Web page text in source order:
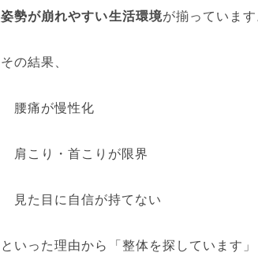
姿勢が崩れやすい生活環境が揃っています
その結果、
腰痛が慢性化
肩こり・首こりが限界
見た目に自信が持てない
といった理由から「整体を探しています